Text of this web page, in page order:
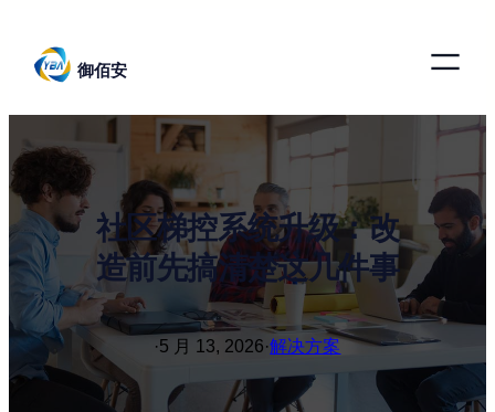
御佰安
社区梯控系统升级：改
造前先搞清楚这几件事
·5 月 13, 2026·解决方案